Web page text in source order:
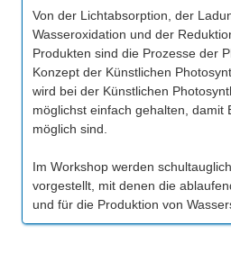
Von der Lichtabsorption, der
Wasseroxidation und der
Produkten sind die Prozesse der
Konzept der Künstlichen
wird bei der Künstlichen
möglichst einfach gehalten, damit
möglich sind.
Im Workshop werden
vorgestellt, mit denen die
und für die Produktion von